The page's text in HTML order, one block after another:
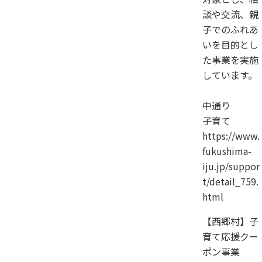
談や交流、親
子でのふれあ
いを目的とし
た事業を実施
しています。
中通り
子育て
https://www.
fukushima-
iju.jp/suppor
t/detail_759.
html
【西郷村】子
育て応援クー
ポン事業